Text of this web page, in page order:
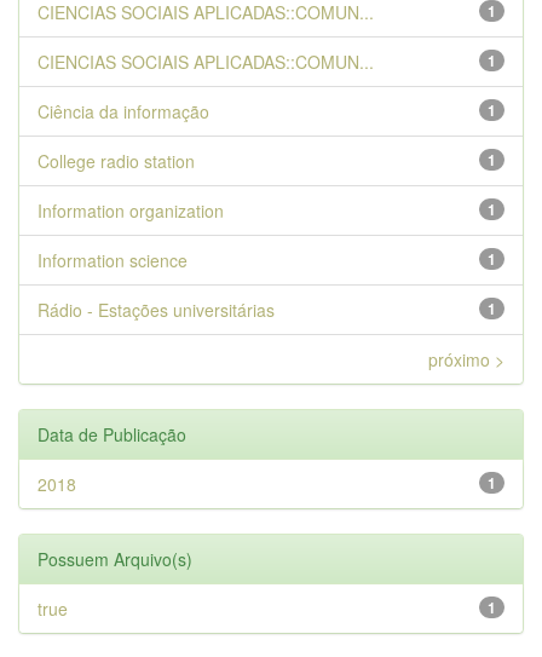
1
CIENCIAS SOCIAIS APLICADAS::COMUN...
1
CIENCIAS SOCIAIS APLICADAS::COMUN...
1
Ciência da informação
1
College radio station
1
Information organization
1
Information science
1
Rádio - Estações universitárias
próximo >
Data de Publicação
1
2018
Possuem Arquivo(s)
1
true